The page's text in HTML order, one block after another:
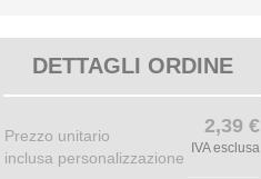
DETTAGLI ORDINE
Prezzo unitario
inclusa personalizzazione
2,39 €
IVA esclusa